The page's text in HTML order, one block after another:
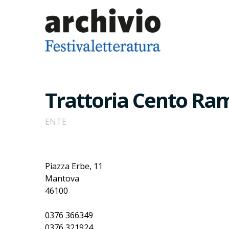
Trattoria Cento
ENTE
Piazza Erbe, 11
Mantova
46100
0376 366349